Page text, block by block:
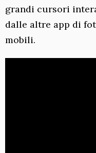
grandi cursori
dalle altre app di
mobili.